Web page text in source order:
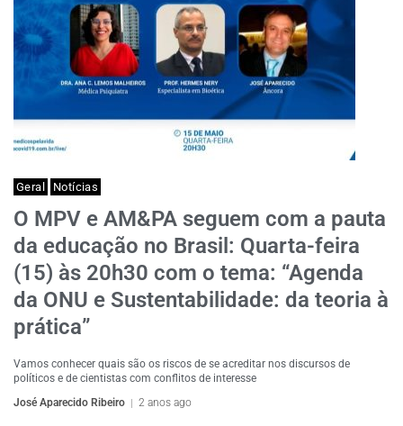
Geral Notícias
O MPV e AM&PA seguem com a pauta
da educação no Brasil: Quarta-feira
(15) às 20h30 com o tema: “Agenda
da ONU e Sustentabilidade: da teoria à
prática”
Vamos conhecer quais são os riscos de se acreditar nos discursos de
políticos e de cientistas com conflitos de interesse
José Aparecido Ribeiro
2 anos ago